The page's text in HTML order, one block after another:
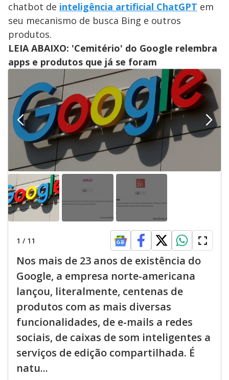
chatbot de inteligência artificial ChatGPT em
seu mecanismo de busca Bing e outros
produtos.
LEIA ABAIXO: 'Cemitério' do Google relembra
apps e produtos que já se foram
1 / 11
Nos mais de 23 anos de existência do
Google, a empresa norte-americana
lançou, literalmente, centenas de
produtos com as mais diversas
funcionalidades, de e-mails a redes
sociais, de caixas de som inteligentes a
serviços de edição compartilhada. É
natu...